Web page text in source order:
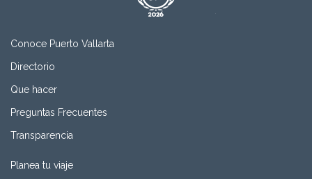
Conoce Puerto Vallarta
Directorio
Que hacer
Preguntas Frecuentes
Transparencia
Planea tu viaje